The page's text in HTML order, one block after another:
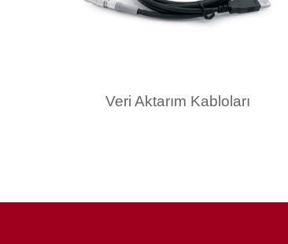
Veri Aktarım Kabloları